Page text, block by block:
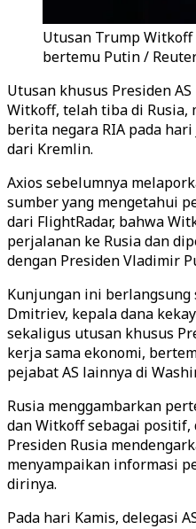
Utusan Trump
bertemu Putin /
Utusan khusus Presiden
Witkoff, telah tiba di
berita negara RIA pada
dari Kremlin.
Axios sebelumnya
sumber yang mengetahui
dari FlightRadar, bahwa
perjalanan ke Rusia dan
dengan Presiden Vladimir
Kunjungan ini
Dmitriev, kepala dana
sekaligus utusan khusus
kerja sama ekonomi,
pejabat AS lainnya di
Rusia menggambarkan
dan Witkoff sebagai positif,
Presiden Rusia
menyampaikan informasi
dirinya.
Pada hari Kamis, delegasi